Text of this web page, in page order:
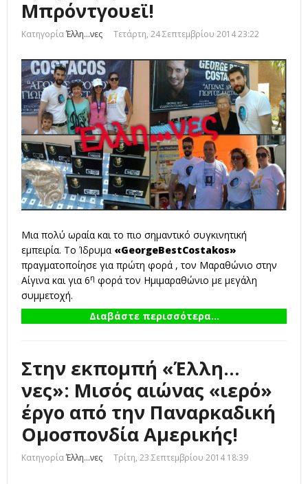
Μπρόντγουεϊ!
ΚατηγορίαΈλλη...νες Τετάρτη, 24 Σεπτεμβρίου 2014 23:22
Μια πολύ ωραία και το πιο σημαντικό συγκινητική
εμπειρία. Το Ίδρυμα «GeorgeBestCostakos»
πραγματοποίησε για πρώτη φορά , τον Μαραθώνιο στην
Αίγινα και για 6η φορά τον Ημιμαραθώνιο με μεγάλη
συμμετοχή.
Διαβάστε περισσότερα...
Στην εκπομπή «Έλλη…
νες»: Μισός αιώνας «ιερό»
έργο από την Παναρκαδική
Ομοσπονδία Αμερικής!
ΚατηγορίαΈλλη...νες Τρίτη, 23 Σεπτεμβρίου 2014 18:39